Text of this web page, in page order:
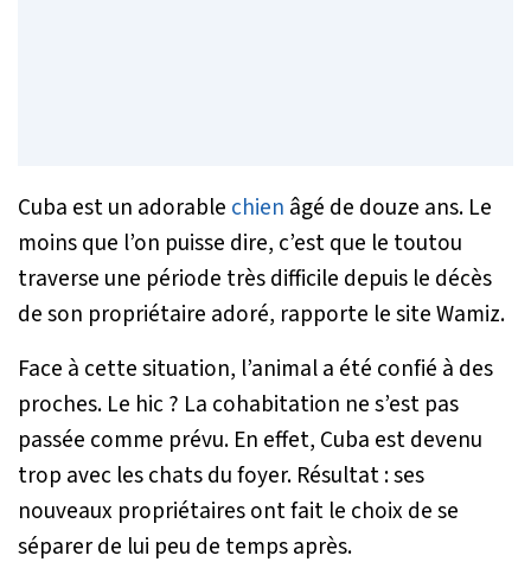
Cuba est un adorable chien âgé de douze ans. Le
moins que l’on puisse dire, c’est que le toutou
traverse une période très difficile depuis le décès
de son propriétaire adoré, rapporte le site Wamiz.
Face à cette situation, l’animal a été confié à des
proches. Le hic ? La cohabitation ne s’est pas
passée comme prévu. En effet, Cuba est devenu
trop avec les chats du foyer. Résultat : ses
nouveaux propriétaires ont fait le choix de se
séparer de lui peu de temps après.